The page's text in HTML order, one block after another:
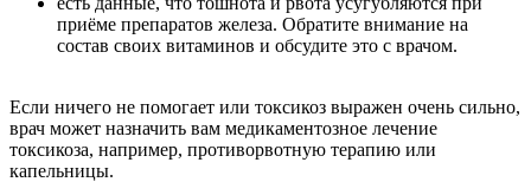
приёме препаратов железа. Обратите внимание на
состав своих витаминов и обсудите это с врачом.
Если ничего не помогает или токсикоз выражен очень сильно,
врач может назначить вам медикаментозное лечение
токсикоза, например, противорвотную терапию или
капельницы.